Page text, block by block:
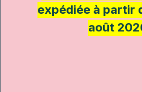
expédiée à partir
août